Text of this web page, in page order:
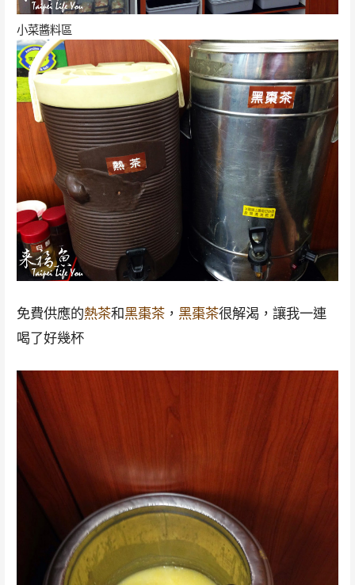
小菜醬料區
免費供應的熱茶和黑棗茶， 黑棗茶很解渴，讓我一連
喝了好幾杯